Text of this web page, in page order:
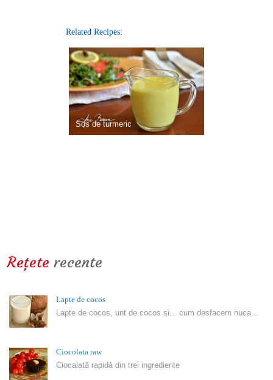
Related Recipes:
Sos de turmeric
Reţete recente
Lapte de cocos
Lapte de cocos, unt de cocos si... cum desfacem nuca...
Ciocolata raw
Ciocalată rapidă din trei ingrediente